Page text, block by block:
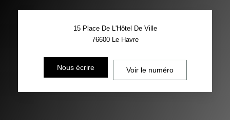
15 Place De L'Hôtel De Ville
76600 Le Havre
Nous écrire Voir le numéro